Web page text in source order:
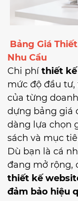
Bảng Giá
Nhu Cầu
Chi phí thiết
mức độ đầu
của từng
dựng bảng giá
dàng lựa chọn
sách và mục
Dù bạn là cá
đang mở rộng,
thiết kế
đảm bảo hiệu